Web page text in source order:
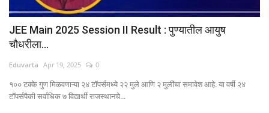
JEE Main 2025 Session II Result : पुण्यातील आयुष
चौधरीला...
Eduvarta Apr 19, 2025 0
१०० टक्के गुण मिळवणाऱ्या २४ टॉपर्समध्ये २२ मुले आणि २ मुलींचा समावेश आहे. या वर्षी २४
टॉपर्सपैकी सर्वाधिक ७ विद्यार्थी राजस्थानचे...